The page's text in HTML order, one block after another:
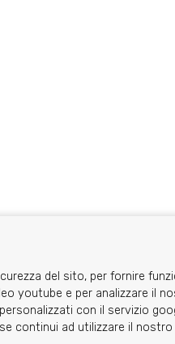
del sito, per fornire
youtube e per analizzare il
con il servizio
continui ad utilizzare il